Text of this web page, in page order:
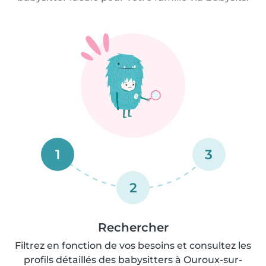
1
2
3
Rechercher
Filtrez en fonction de vos besoins et consultez les
profils détaillés des babysitters à Ouroux-sur-